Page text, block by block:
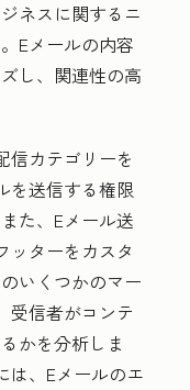
ネスに関するニ
Eメールの内容
し、関連性の高
信カテゴリーを
を送信する権限
た、Eメール送
ッターをカスタ
いくつかのマー
受信者がコンテ
かを分析しま
は、Eメールのエ